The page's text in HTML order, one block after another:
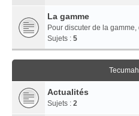
La gamme
Pour discuter de la
Sujets : 5
Actualités
Sujets : 2